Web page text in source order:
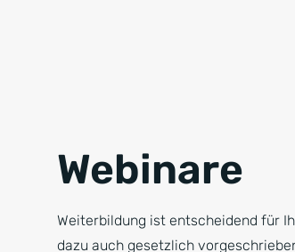
Webinare
Weiterbildung ist entscheidend für
dazu auch gesetzlich